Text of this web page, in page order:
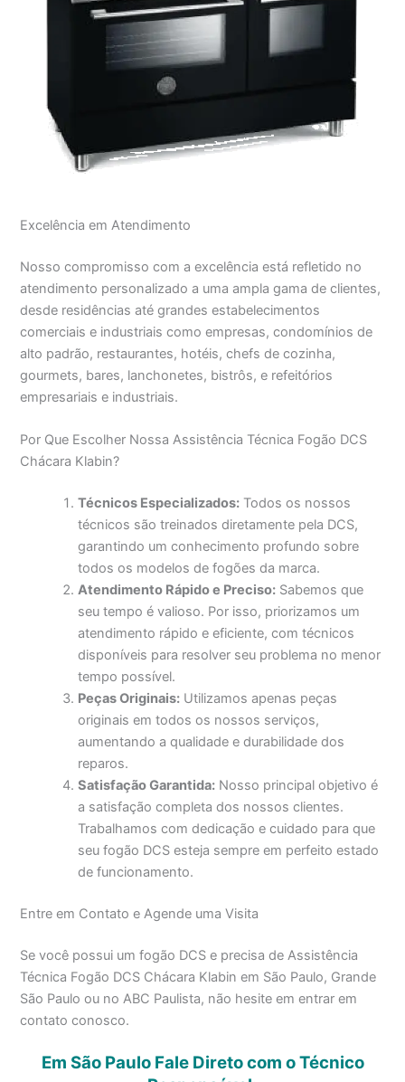
Excelência em Atendimento
Nosso compromisso com a excelência está refletido no
atendimento personalizado a uma ampla gama de clientes,
desde residências até grandes estabelecimentos
comerciais e industriais como empresas, condomínios de
alto padrão, restaurantes, hotéis, chefs de cozinha,
gourmets, bares, lanchonetes, bistrôs, e refeitórios
empresariais e industriais.
Por Que Escolher Nossa Assistência Técnica Fogão DCS
Chácara Klabin?
Técnicos Especializados: Todos os nossos
técnicos são treinados diretamente pela DCS,
garantindo um conhecimento profundo sobre
todos os modelos de fogões da marca.
Atendimento Rápido e Preciso: Sabemos que
seu tempo é valioso. Por isso, priorizamos um
atendimento rápido e eficiente, com técnicos
disponíveis para resolver seu problema no menor
tempo possível.
Peças Originais: Utilizamos apenas peças
originais em todos os nossos serviços,
aumentando a qualidade e durabilidade dos
reparos.
Satisfação Garantida: Nosso principal objetivo é
a satisfação completa dos nossos clientes.
Trabalhamos com dedicação e cuidado para que
seu fogão DCS esteja sempre em perfeito estado
de funcionamento.
Entre em Contato e Agende uma Visita
Se você possui um fogão DCS e precisa de Assistência
Técnica Fogão DCS Chácara Klabin em São Paulo, Grande
São Paulo ou no ABC Paulista, não hesite em entrar em
contato conosco.
Em São Paulo Fale Direto com o Técnico